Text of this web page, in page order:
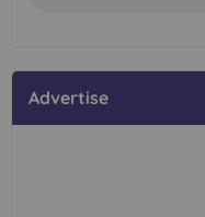
Advertise